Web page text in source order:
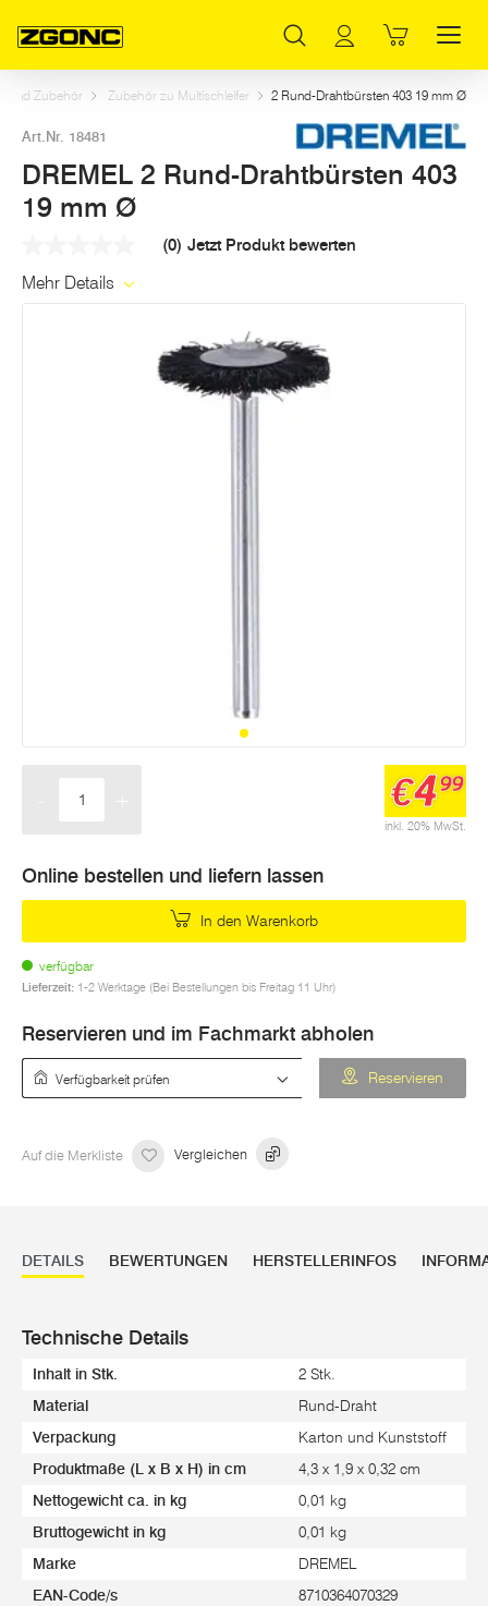
und Zubehör Zubehör zu Multischleifer 2 Rund-Drahtbürsten 403 19 mm Ø
Art.Nr. 18481
DREMEL 2 Rund-Drahtbürsten 403
19 mm Ø
Link
(0) Jetzt Produkt bewerten
Mehr Details
inkl. 20% MwSt.
€499
Online bestellen und liefern lassen
In den Warenkorb
verfügbar
Lieferzeit: 1-2 Werktage (Bei Bestellungen bis Freitag 11 Uhr)
Reservieren und im Fachmarkt abholen
Reservieren
Auf die Merkliste Vergleichen
DETAILS BEWERTUNGEN HERSTELLERINFOS
Technische Details
Inhalt in Stk. 2 Stk.
Material Rund-Draht
Verpackung Karton und Kunststoff
Produktmaße (L x B x H) in cm 4,3 x 1,9 x 0,32 cm
Nettogewicht ca. in kg 0,01 kg
Bruttogewicht in kg 0,01 kg
Marke DREMEL
EAN-Code/s 8710364070329